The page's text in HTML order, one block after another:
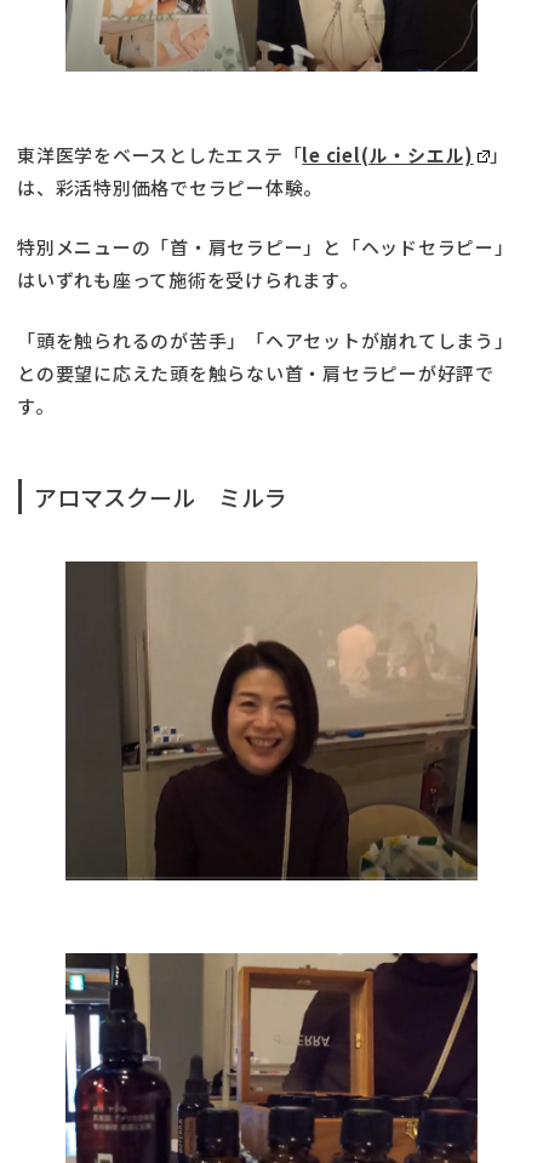
東洋医学をベースとしたエステ「le ciel(ル・シエル)
」
は、彩活特別価格でセラピー体験。
特別メニューの「首・肩セラピー」と「ヘッドセラピー」
はいずれも座って施術を受けられます。
「頭を触られるのが苦手」「ヘアセットが崩れてしまう」
との要望に応えた頭を触らない首・肩セラピーが好評で
す。
アロマスクール ミルラ